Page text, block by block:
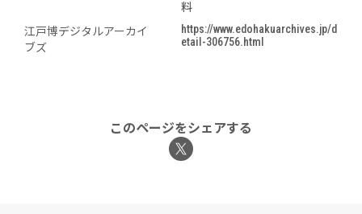
料
江戸博デジタルアーカイ
ブズ
https://www.edohakuarchives.jp/d
etail-306756.html
このページをシェアする